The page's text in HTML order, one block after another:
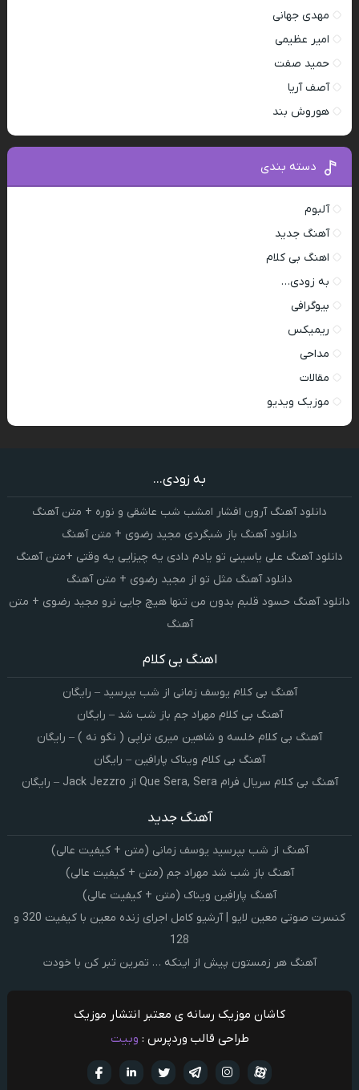
مهدی جهانی
امیر عظیمی
حمید صفت
آصف آریا
هوروش بند
دسته بندی
آلبوم
آهنگ جدید
اهنگ بی کلام
به زودی…
بیوگرافی
ریمیکس
مداحی
مقالات
موزیک ویدیو
به زودی...
دانلود آهنگ آرون افشار امشب شب عاشقی و نوره + متن آهنگ
دانلود آهنگ باز شبگردی مجید رضوی + متن آهنگ
دانلود آهنگ علی یاسینی تو یادم دادی یه چیزایی یه وقتی +متن آهنگ
دانلود آهنگ مثل تو از مجید رضوی + متن آهنگ
دانلود آهنگ حسود قلبم بدون من تنها هیچ جایی نرو مجید رضوی + متن
آهنگ
اهنگ بی کلام
آهنگ بی کلام یوسف زمانی از شب بپرسید – رایگان
آهنگ بی کلام مهراد جم باز شب شد – رایگان
آهنگ بی کلام خلسه و شاهین میری تراپی ( نگو نه ) – رایگان
آهنگ بی کلام ویناک پارافین – رایگان
آهنگ بی کلام سریال فرام Que Sera, Sera از Jack Jezzro – رایگان
آهنگ جدید
آهنگ از شب بپرسید یوسف زمانی (متن + کیفیت عالی)
آهنگ باز شب شد مهراد جم (متن + کیفیت عالی)
آهنگ پارافین ویناک (متن + کیفیت عالی)
کنسرت صوتی معین لایو | آرشیو کامل اجرای زنده معین با کیفیت 320 و
128
آهنگ هر زمستون پیش از اینکه … تمرین تبر کن با خودت
کاشان موزیک رسانه ی معتبر انتشار موزیک
طراحی قالب وردپرس : وبیت
تويتر تلگرام
اینستاگرام آپارات